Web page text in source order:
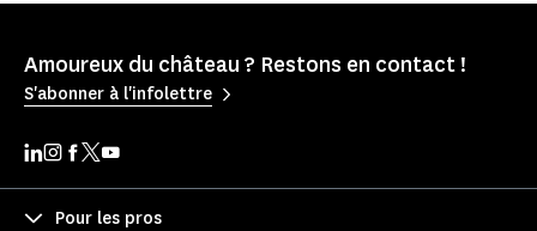
Amoureux du château ? Restons en contact !
S'abonner à l'infolettre
Pour les pros